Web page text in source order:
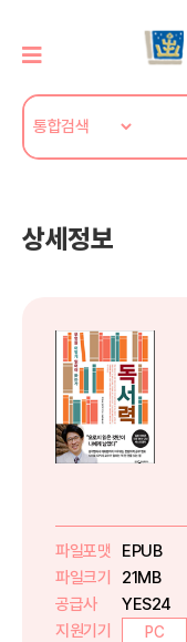
상세정보
파일포맷
EPUB
파일크기
21MB
공급사
YES24
지원기기
PC